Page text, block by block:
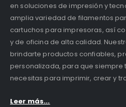
en soluciones de impresión y
amplia variedad de filamentos
cartuchos para impresoras, así
y de oficina de alta calidad.
brindarte productos confiables,
personalizada, para que siempre
necesitas para imprimir, crear y
Leer más...